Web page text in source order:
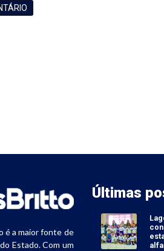
é a maior fonte de
Estado. Com um
Últimas